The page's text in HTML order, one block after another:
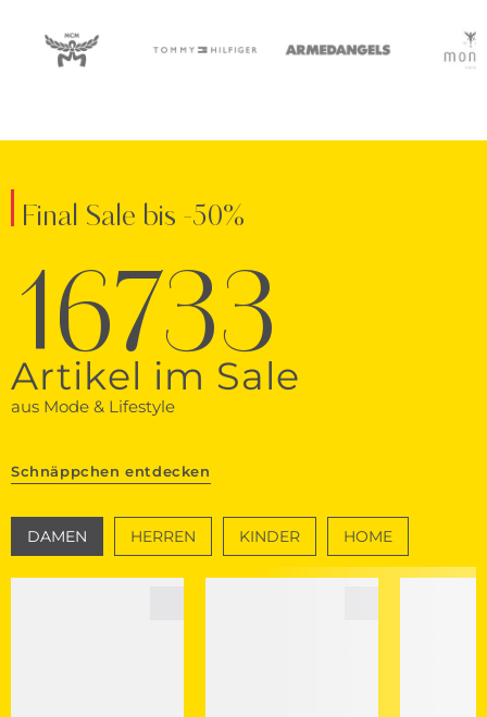
Final Sale bis -50%
16733
Artikel im Sale
aus Mode & Lifestyle
Schnäppchen entdecken
DAMEN HERREN KINDER HOME